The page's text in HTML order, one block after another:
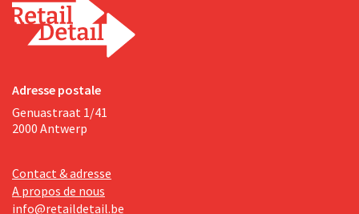
Adresse postale
Genuastraat 1/41
2000 Antwerp
Contact & adresse
A propos de nous
info@retaildetail.be